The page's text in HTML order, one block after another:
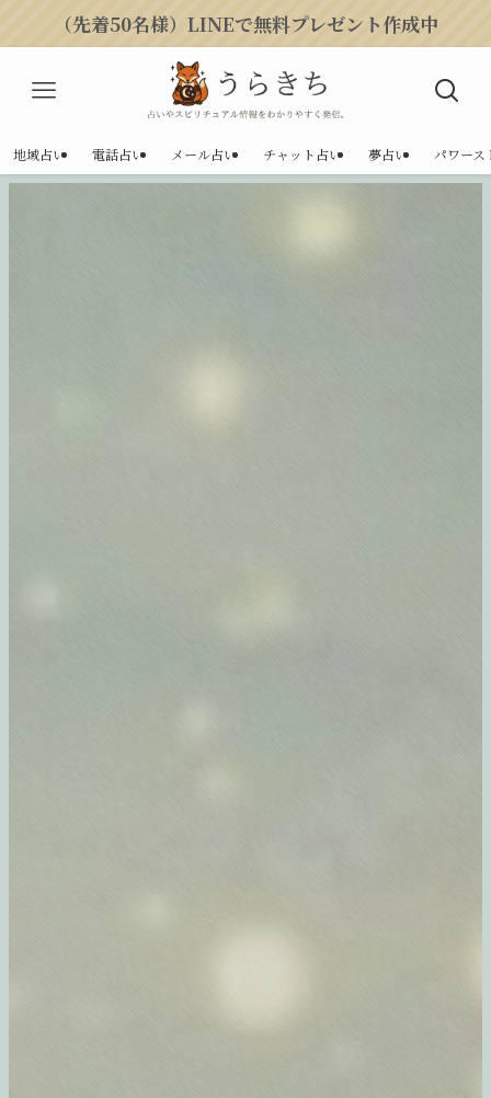
（先着50名様）LINEで無料プレゼント作成中
地域占い 電話占い メール占い チャット占い 夢占い パワース